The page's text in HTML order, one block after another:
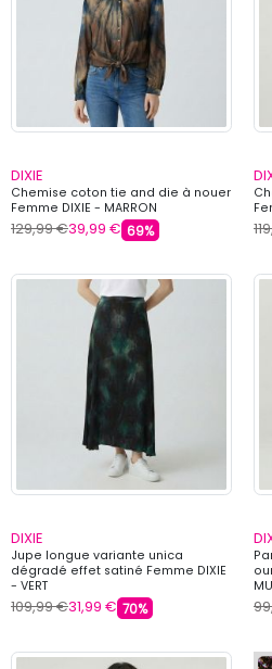
DIXIE
Chemise coton tie and die à nouer
Femme DIXIE - MARRON
129,99 €39,99 € 69%
DIXIE
Jupe longue variante unica
dégradé effet satiné Femme DIXIE
- VERT
109,99 €31,99 € 70%